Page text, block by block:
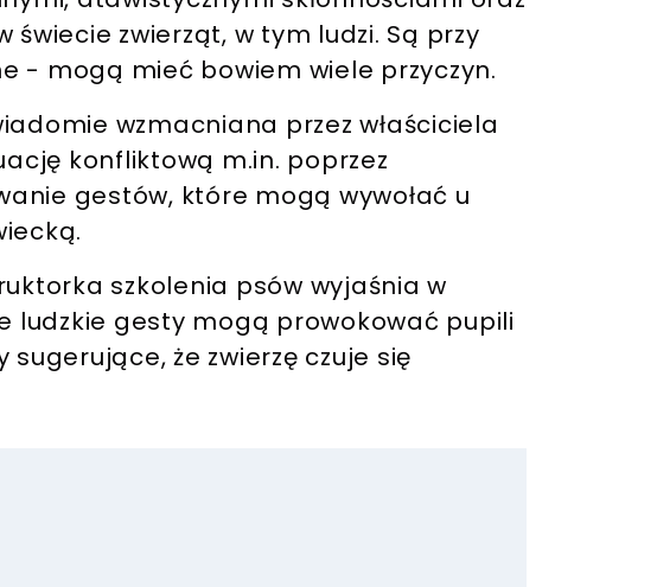
zwierząt, w tym ludzi. Są przy
- mogą mieć bowiem wiele przyczyn.
wzmacniana przez właściciela
konfliktową m.in. poprzez
gestów, które mogą wywołać u
szkolenia psów wyjaśnia w
ludzkie gesty mogą prowokować pupili
że zwierzę czuje się